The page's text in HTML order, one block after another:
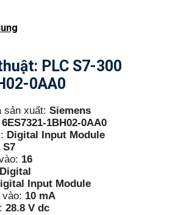
PLC S7-300
0AA0
sản xuất: Siemens
6ES7321-1BH02-0AA0
Digital Input Module
S7
16
Digital
Input Module
vào: 10 mA
28.8 V dc